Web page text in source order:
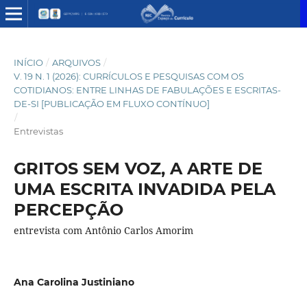
INÍCIO / ARQUIVOS /
V. 19 N. 1 (2026): CURRÍCULOS E PESQUISAS COM OS
COTIDIANOS: ENTRE LINHAS DE FABULAÇÕES E ESCRITAS-
DE-SI [PUBLICAÇÃO EM FLUXO CONTÍNUO]
/
Entrevistas
GRITOS SEM VOZ, A ARTE DE
UMA ESCRITA INVADIDA PELA
PERCEPÇÃO
entrevista com Antônio Carlos Amorim
Ana Carolina Justiniano